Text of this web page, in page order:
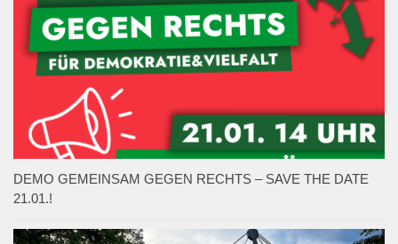
DEMO GEMEINSAM GEGEN RECHTS – SAVE THE DATE
21.01.!